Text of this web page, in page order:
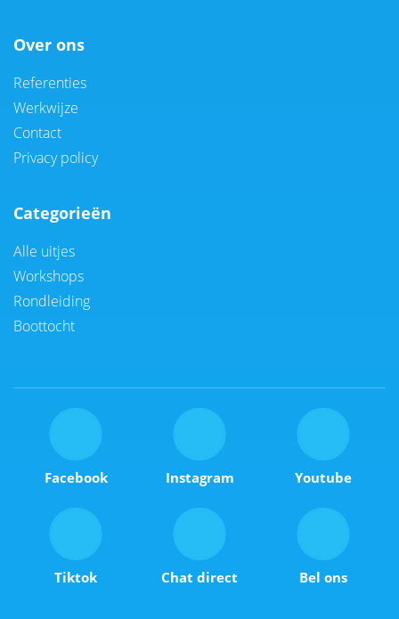
Over ons
Referenties
Werkwijze
Contact
Privacy policy
Categorieën
Alle uitjes
Workshops
Rondleiding
Boottocht
Facebook Instagram Youtube
Tiktok Chat direct Bel ons